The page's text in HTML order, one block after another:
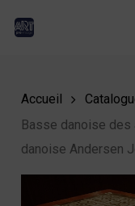
Accueil
Basse danoise des
danoise Andersen